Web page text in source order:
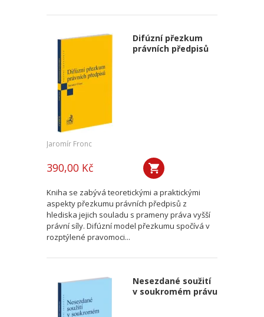
Difúzní přezkum
právních předpisů
Jaromír Fronc
390,00 Kč
Kniha se zabývá teoretickými a praktickými
aspekty přezkumu právních předpisů z
hlediska jejich souladu s prameny práva vyšší
právní síly. Difúzní model přezkumu spočívá v
rozptýlené pravomoci...
Nesezdané soužití
v soukromém právu